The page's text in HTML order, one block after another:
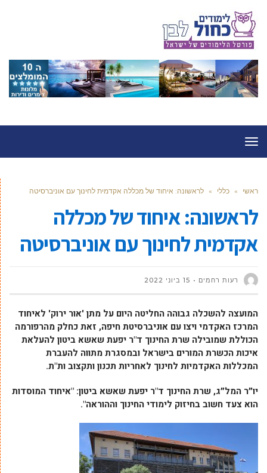
תפריט
ראשי » כללי » לראשונה: איחוד של מכללה אקדמית לחינוך עם אוניברסיטה
לראשונה: איחוד של מכללה
אקדמית לחינוך עם אוניברסיטה
רעות רחמים 15 ביוני 2022
המועצה להשכלה גבוהה החליטה היום על מתן 'אור ירוק' לאיחוד
המרכז האקדמי ויצו עם אוניברסיטת חיפה, זאת כחלק מהרפורמה
הכוללת שמובילה שרת החינוך ד"ר יפעת שאשא ביטון להעלאת
איכות הכשרת המורים בישראל ובמסגרת מתווה להעברת
המכללות האקדמיות לחינוך לאחריות תכנון ותקצוב ות"ת.
יו״ר המל״ג, שרת החינוך ד"ר יפעת שאשא ביטון: "איחוד המוסדות
הוא צעד חשוב בחיזוק לימודי החינוך וההוראה".